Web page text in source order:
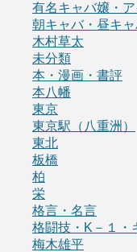
有名キャバ嬢・
朝キャバ・昼キ
木村草太
未分類
本・漫画・書評
本八幡
東京
東京駅（八重洲）
東北
板橋
柏
栄
格言・名言
格闘技・K－１・
梅木雄平